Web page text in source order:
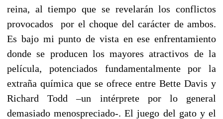
reina, al tiempo que se revelarán los conflictos
provocados
por el choque del carácter de ambos.
Es bajo mi punto de vista en ese enfrentamiento
donde se producen los mayores atractivos de la
película, potenciados fundamentalmente por la
extraña química que se ofrece entre Bette Davis y
Richard Todd –un intérprete por lo general
demasiado menospreciado-. El juego del gato y el